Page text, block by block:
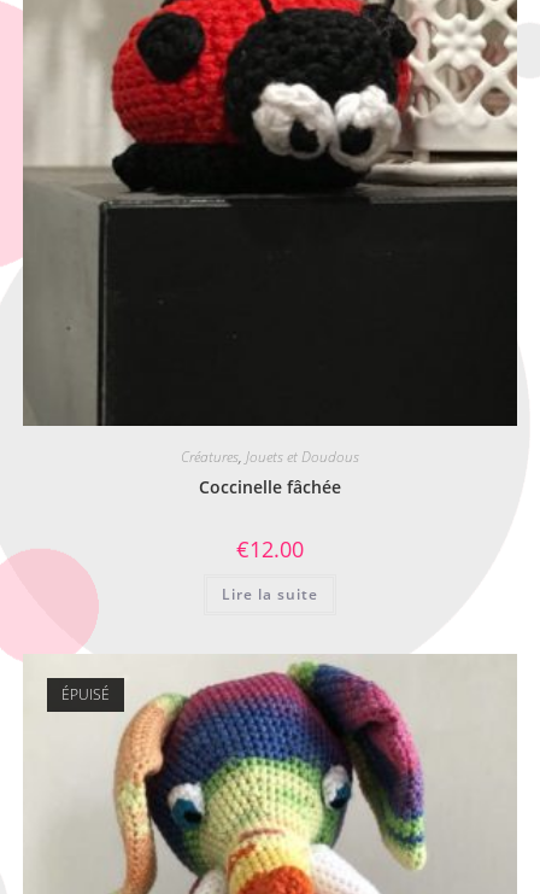
Créatures, Jouets et Doudous
Coccinelle fâchée
€12.00
Lire la suite
ÉPUISÉ